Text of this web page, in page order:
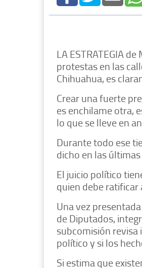
LA ESTRATEGIA
protestas en las
Chihuahua, es
Crear una fuerte
es enchilame otra,
lo que se lleve en
Durante todo ese
dicho en las
El juicio político
quien debe ratificar
Una vez
de Diputados,
subcomisión revisa
político y si los
Si estima que